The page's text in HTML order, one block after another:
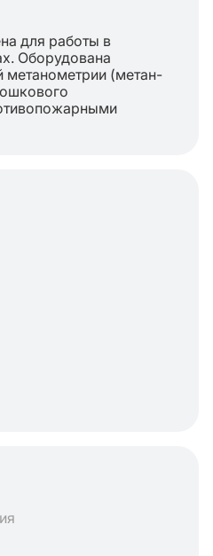
для работы в
Оборудована
метанометрии (метан-